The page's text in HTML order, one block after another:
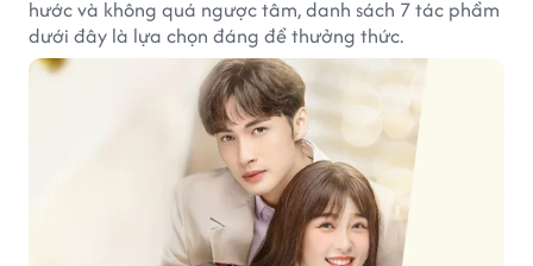
hước và không quá ngược tâm, danh sách 7 tác phẩm
dưới đây là lựa chọn đáng để thưởng thức.